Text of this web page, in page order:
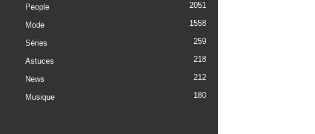
People 2051
Mode 1558
Séries 259
Astuces 218
News 212
Musique 180